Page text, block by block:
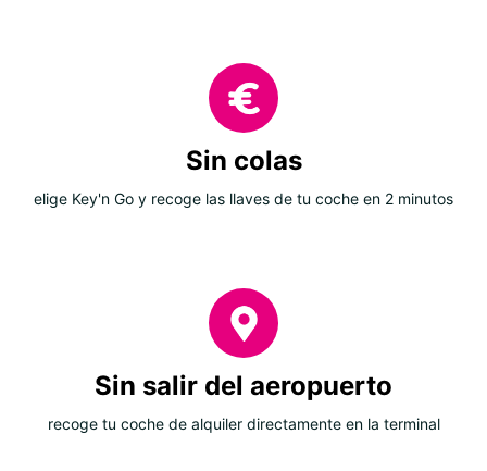
Sin colas
elige Key'n Go y recoge las llaves de tu coche en 2 minutos
Sin salir del aeropuerto
recoge tu coche de alquiler directamente en la terminal